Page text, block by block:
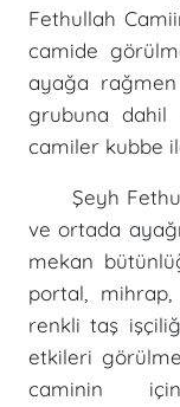
Fethullah
camide
ayağa
grubuna dahil
camiler kubbe
Şeyh
ve ortada
mekan
portal,
renkli taş
etkileri
caminin